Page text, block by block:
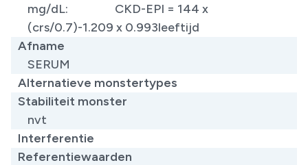
mg/dL: CKD-EPI = 144 x
(crs/0.7)-1.209 x 0.993leeftijd
Afname
SERUM
Alternatieve monstertypes
Stabiliteit monster
nvt
Interferentie
Referentiewaarden